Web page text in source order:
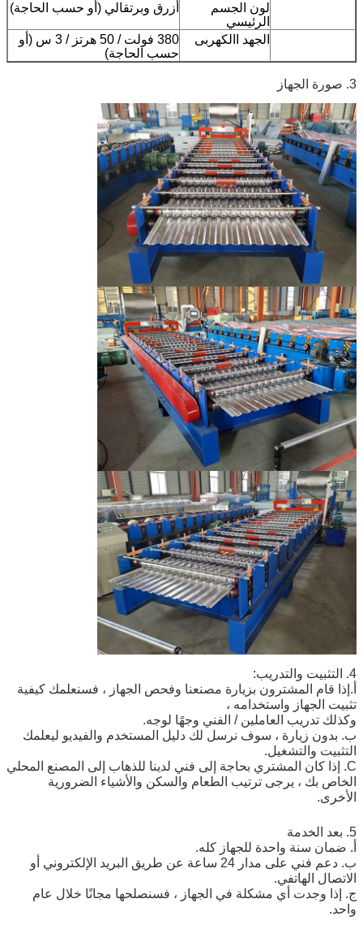
لون الجسم
الرئيسي
أزرق وبرتقالي (أو حسب الحاجة)
الجهد االكهربى
380 فولت / 50 هرتز / 3 س (أو
حسب الحاجة)
3. صورة الجهاز
4. التثبيت والتدريب:
أ.إذا قام المشترون بزيارة مصنعنا وفحص الجهاز ، فسنعلمك كيفية
تثبيت الجهاز واستخدامه ،
وكذلك تدريب العاملين / الفني وجهًا لوجه.
ب. بدون زيارة ، سوف نرسل لك دليل المستخدم والفيديو ليعلمك
التثبيت والتشغيل.
C. إذا كان المشتري بحاجة إلى فني لدينا للذهاب إلى المصنع المحلي
الخاص بك ، يرجى ترتيب الطعام والسكن والأشياء الضرورية
الأخرى.
5. بعد الخدمة
أ. ضمان سنة واحدة للجهاز كله.
ب. دعم فني على مدار 24 ساعة عن طريق البريد الإلكتروني أو
الاتصال الهاتفي.
ج. إذا وجدت أي مشكلة في الجهاز ، فسنصلحها مجانًا خلال عام
واحد.